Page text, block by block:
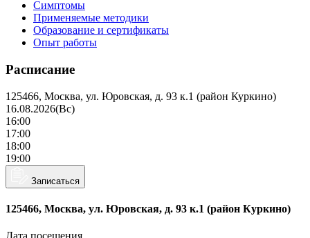
Симптомы
Применяемые методики
Образование и сертификаты
Опыт работы
Расписание
125466, Москва, ул. Юровская, д. 93 к.1 (район Куркино)
16.08.2026(Вс)
16:00
17:00
18:00
19:00
Записаться
125466, Москва, ул. Юровская, д. 93 к.1 (район Куркино)